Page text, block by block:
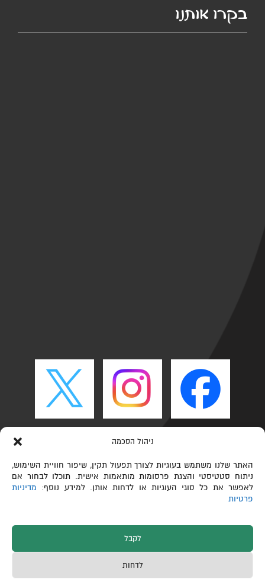
ניהול הסכמה
האתר שלנו משתמש בעוגיות לצורך תפעול תקין, שיפור חוויית השימוש,
ניתוח סטטיסטי והצגת פרסומות מותאמות אישית. תוכלו לבחור אם
לאפשר את כל סוגי העוגיות או לדחות אותן. למידע נוסף: מדיניות
פרטיות
לקבל
לדחות
בקרו אותנו
טכניון – מכון טכנולוגי לישראל 2026